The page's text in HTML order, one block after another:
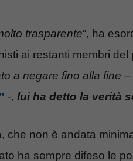
trasparente“, ha
ai restanti membri
a negare fino alla fine –
-, lui ha detto la verità
che non è andata
ha sempre difeso le